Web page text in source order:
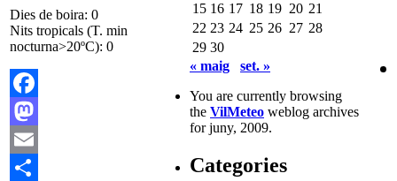
Dies de boira: 0
Nits tropicals (T. min
nocturna>20ºC): 0
Facebook
Mastodon
Email
15 16 17 18 19 20 21
22 23 24 25 26 27 28
29 30
« maig
set. »
You are currently browsing
the VilMeteo weblog archives
for juny, 2009.
Categories